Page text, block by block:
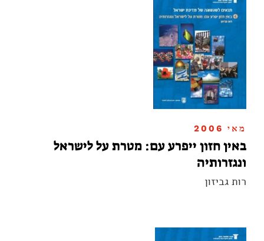
מאי 2006
באין חזון ייפרע עם: מטרת על לישראל
ונגזרותיה
רות גביזון